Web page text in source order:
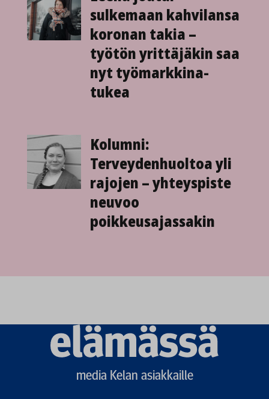
sulkemaan kahvilansa
koronan takia –
työtön yrittäjäkin saa
nyt työ­markkina­
tukea
Kolumni:
Terveydenhuoltoa yli
rajojen – yhteyspiste
neuvoo
poikkeusajassakin
Elämässä
logo
media Kelan asiakkaille